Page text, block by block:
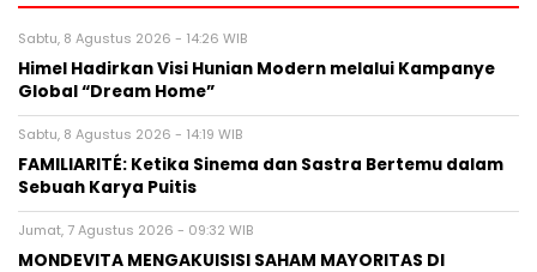
Sabtu, 8 Agustus 2026 - 14:26 WIB
Himel Hadirkan Visi Hunian Modern melalui Kampanye
Global “Dream Home”
Sabtu, 8 Agustus 2026 - 14:19 WIB
FAMILIARITÉ: Ketika Sinema dan Sastra Bertemu dalam
Sebuah Karya Puitis
Jumat, 7 Agustus 2026 - 09:32 WIB
MONDEVITA MENGAKUISISI SAHAM MAYORITAS DI